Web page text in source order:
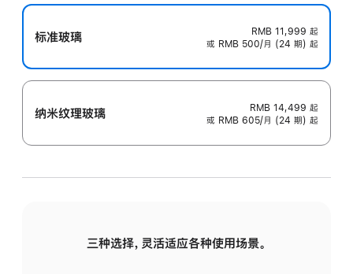
标准玻璃 RMB 11,999 起
或 RMB 500/月 (24 期) 起
纳米纹理玻璃 RMB 14,499 起
或 RMB 605/月 (24 期) 起
三种选择，灵活适应各种使用场景。